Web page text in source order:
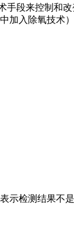
来控制和
入除氧技术
检测结果不是